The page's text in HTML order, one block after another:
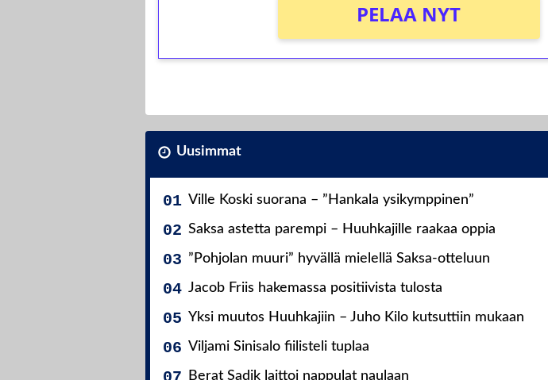
PELAA NYT
Uusimmat
Ville Koski suorana – ”Hankala ysikymppinen”
Saksa astetta parempi – Huuhkajille raakaa oppia
”Pohjolan muuri” hyvällä mielellä Saksa-otteluun
Jacob Friis hakemassa positiivista tulosta
Yksi muutos Huuhkajiin – Juho Kilo kutsuttiin mukaan
Viljami Sinisalo fiilisteli tuplaa
Berat Sadik laittoi nappulat naulaan